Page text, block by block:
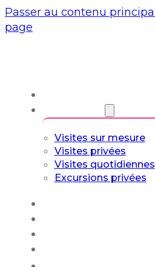
Passer au contenu principal
page
Visites sur mesure
Visites privées
Visites quotidiennes
Excursions privées